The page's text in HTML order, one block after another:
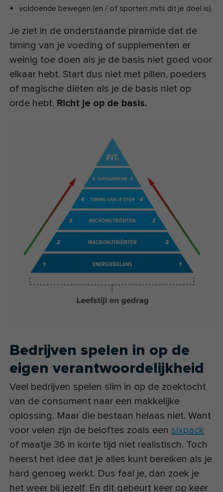
voldoende bewegen (en / of sporten; mits dit je doel is).
Je ziet in de onderstaande piramide dat de
timing van je voeding of supplementen er
weinig toe doen als je de basis niet goed voor
elkaar hebt. Start dus niet met pillen, poeders
of magische diëten als je de basis niet op
orde hebt. Richt je op de basis.
Bedrijven spelen in op de
eigen verantwoordelijkheid
Veel bedrijven spelen slim in op de zoektocht
van de consument naar een makkelijke
oplossing. Maar die bestaan helaas niet. Want
voor velen zijn de beloftes zoals een sixpack
of maatje 36 in korte tijd niet realistisch. Toch
heerst het idee dat je alles kunt bereiken als je
hard genoeg werkt. Dus faal je, dan zoek je
het weer bij jezelf. En dit gebeurt keer op keer